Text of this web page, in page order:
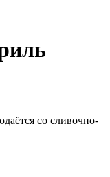
со сливочно-